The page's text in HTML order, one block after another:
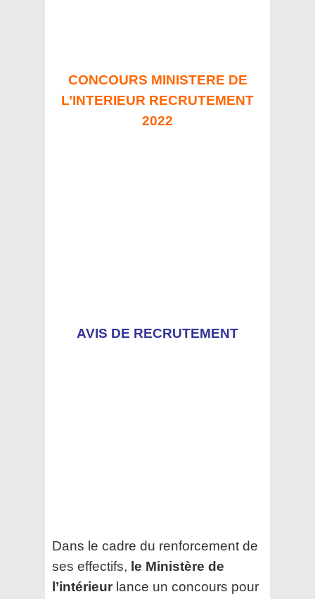
CONCOURS MINISTERE DE
L’INTERIEUR RECRUTEMENT
2022
AVIS DE RECRUTEMENT
Dans le cadre du renforcement de
ses effectifs, le Ministère de
l’intérieur lance un concours pour